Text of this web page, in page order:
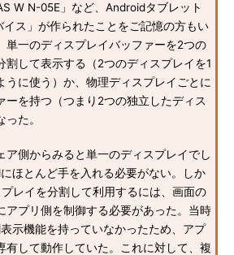
W N-05E」など、Androidタブレット
ス」が作られたことをご記憶の方もい
単一のディスプレイバッファーを2つの
割して表示する（2つのディスプレイを1
うに使う）か、物理ディスプレイごとに
ーを持つ（つまり2つの独立したディス
た。
側からみると単一のディスプレイでし
ほとんど手を入れる必要がない。しか
レイを分割して利用するには、画面の
アプリ側を制御する必要があった。当時
示機能を持っていなかったため、アプ
有して動作していた。これに対して、複